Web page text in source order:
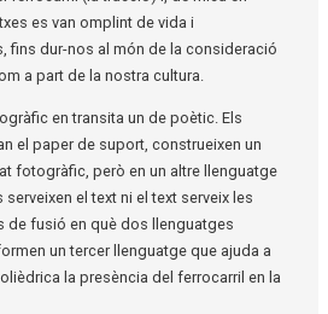
es van omplint de vida i
fins dur-nos al món de la consideració
a part de la nostra cultura.
en transita un de poètic. Els
el paper de suport, construeixen un
fotogràfic, però en un altre llenguatge
el text ni el text serveix les
de fusió en què dos llenguatges
un tercer llenguatge que ajuda a
la presència del ferrocarril en la